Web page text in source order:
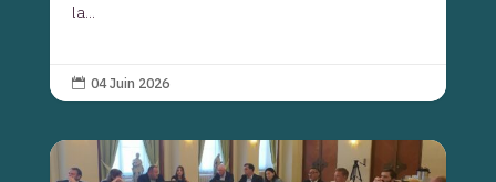
la...
 04 Juin 2026